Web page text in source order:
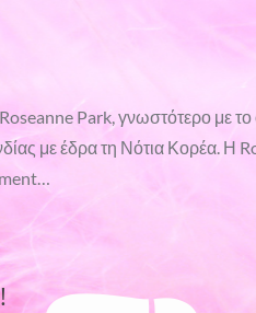
Park, γνωστότερο με το
με έδρα τη Νότια Κορέα. Η